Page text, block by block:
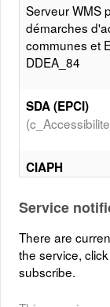
Serveur WMS
démarches
communes et
DDEA_84
SDA (EPCI)
CIAPH
Service
There are
the service,
subscribe.